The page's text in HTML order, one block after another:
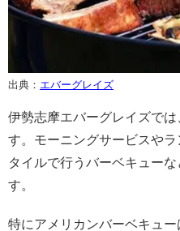
出典： エバーグレイズ
伊勢志摩エバーグレイズで
す。モーニングサービスや
タイルで行うバーベキュー
す。
特にアメリカンバーベキュ